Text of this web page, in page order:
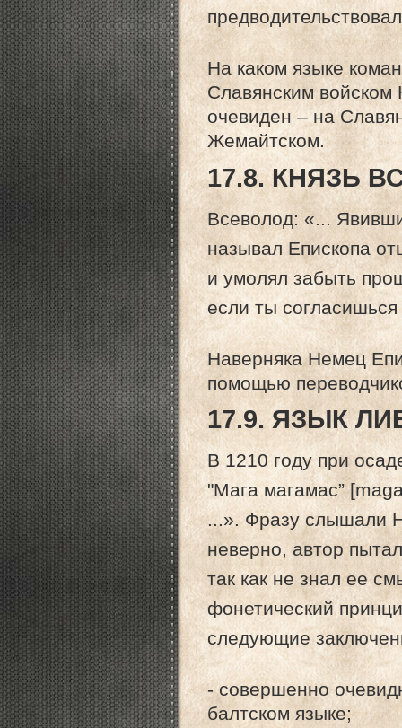
На каком языке
Славянским войском
очевиден – на
Жемайтском.
17.8. КНЯЗЬ
Всеволод: «...
называл Епископа
и умолял забыть
если ты
Наверняка Немец
помощью
17.9. ЯЗЫК
В 1210 году при
"Мага магамас”
...». Фразу слышали
неверно, автор
так как не знал ее
фонетический
следующие
- совершенно
балтском языке;